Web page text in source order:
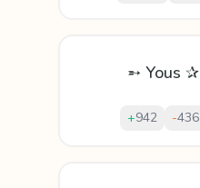
➵ Yous ✰
+942 -436